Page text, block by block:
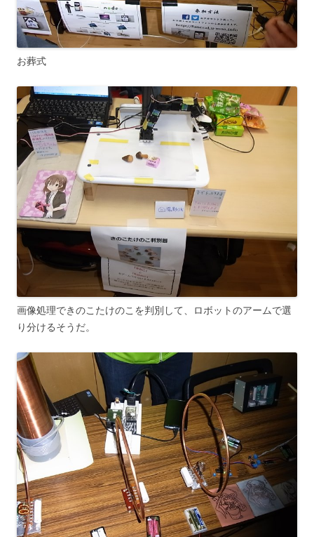
お葬式
画像処理できのこたけのこを判別して、ロボットのアームで選
り分けるそうだ。